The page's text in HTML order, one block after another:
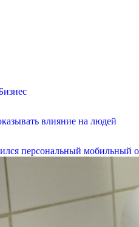
влияние на людей
персональный мобильный